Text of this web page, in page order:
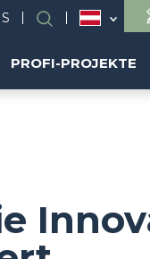
Suchen
PROFI-PROJEKTE